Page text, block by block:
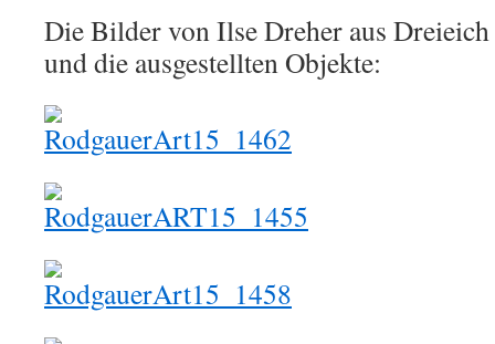
Die Bilder von Ilse Dreher aus
und die ausgestellten Objekte: